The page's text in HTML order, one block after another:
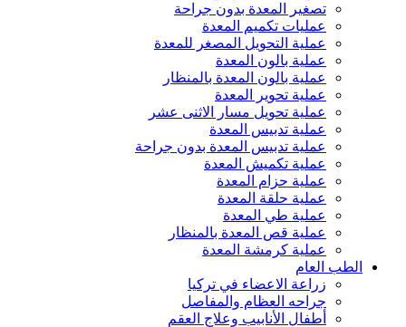
تصغير المعدة بدون جراحة
عمليات تكميم المعدة
عملية التحويل المصغر للمعدة
عملية بالون المعدة
عملية بالون المعدة بالمنظار
عملية تحوير المعدة
عملية تحويل مسار الاثنى عشر
عملية تدبيس المعدة
عملية تدبيس المعدة بدون جراحة
عملية تكميش المعدة
عملية حزام المعدة
عملية حلقة المعدة
عملية طي المعدة
عملية قص المعدة بالمنظار
عملية كرمشة المعدة
الطب العام
زراعة الاعضاء في تركيا
جراحه العظام والمفاصل
أطفال الأنابيب وعلاج العقم